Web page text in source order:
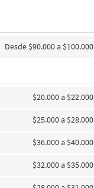
Desde $90.000 a $100.000
$20.000 a $22.000
$25.000 a $28.000
$36.000 a $40.000
$32.000 a $35.000